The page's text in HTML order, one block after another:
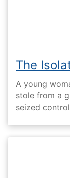
The
A young
stole from a
seized